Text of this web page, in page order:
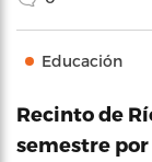
Educación
Recinto de
semestre